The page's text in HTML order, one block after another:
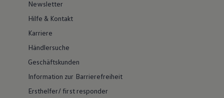
Newsletter
Hilfe & Kontakt
Karriere
Händlersuche
Geschäftskunden
Information zur Barrierefreiheit
Ersthelfer/ first responder